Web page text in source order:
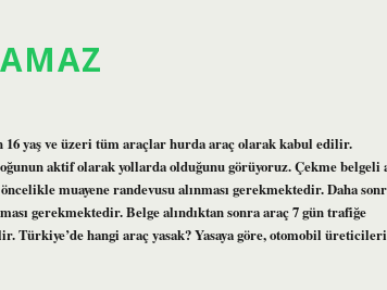
16 yaş ve üzeri tüm araçlar hurda araç olarak kabul edilir.
aktif olarak yollarda olduğunu görüyoruz. Çekme belgeli
muayene randevusu alınması gerekmektedir. Daha
gerekmektedir. Belge alındıktan sonra araç 7 gün trafiğe
Türkiye’de hangi araç yasak? Yasaya göre, otomobil üreticileri